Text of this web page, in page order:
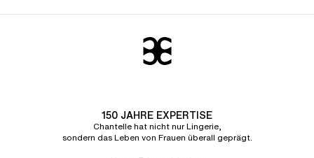
150 JAHRE EXPERTISE
Chantelle hat nicht nur Lingerie,
sondern das Leben von Frauen überall geprägt.